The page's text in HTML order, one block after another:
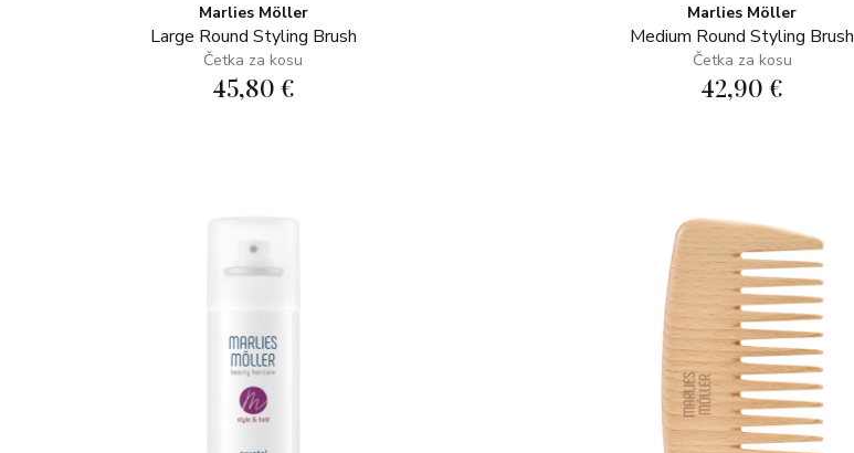
Marlies Möller
Large Round Styling Brush
Četka za kosu
45,80 €
Marlies Möller
Medium Round Styling Brush
Četka za kosu
42,90 €